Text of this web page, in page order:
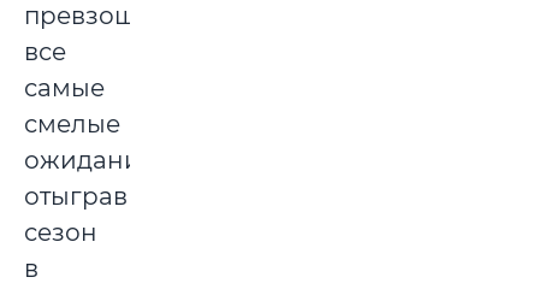
превзошел
все
самые
смелые
ожидания,
отыграв
сезон
в